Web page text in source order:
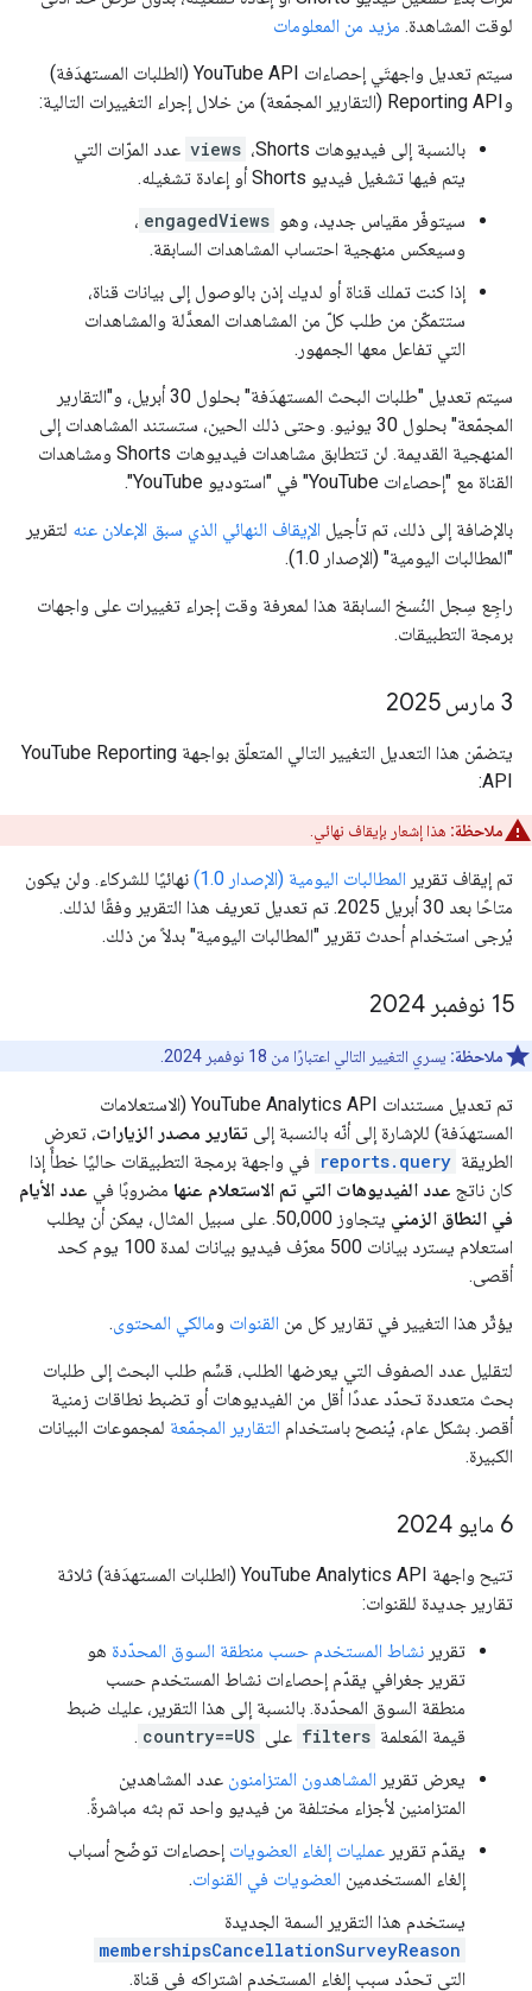
لوقت المشاهدة. مزيد من المعلومات
سيتم تعديل واجهتَي إحصاءات YouTube API (الطلبات المستهدَفة)
وReporting API (التقارير المجمّعة) من خلال إجراء التغييرات التالية:
بالنسبة إلى فيديوهات Shorts، views عدد المرّات التي
يتم فيها تشغيل فيديو Shorts أو إعادة تشغيله.
سيتوفّر مقياس جديد، وهو engagedViews ،
وسيعكس منهجية احتساب المشاهدات السابقة.
إذا كنت تملك قناة أو لديك إذن بالوصول إلى بيانات قناة،
ستتمكّن من طلب كلّ من المشاهدات المعدَّلة والمشاهدات
التي تفاعل معها الجمهور.
سيتم تعديل "طلبات البحث المستهدَفة" بحلول 30 أبريل، و"التقارير
المجمّعة" بحلول 30 يونيو. وحتى ذلك الحين، ستستند المشاهدات إلى
المنهجية القديمة. لن تتطابق مشاهدات فيديوهات Shorts ومشاهدات
القناة مع "إحصاءات YouTube" في "استوديو YouTube".
بالإضافة إلى ذلك، تم تأجيل الإيقاف النهائي الذي سبق الإعلان عنه لتقرير
"المطالبات اليومية" (الإصدار 1.0).
راجِع سِجل النُسخ السابقة هذا لمعرفة وقت إجراء تغييرات على واجهات
برمجة التطبيقات.
‫3 مارس 2025
يتضمّن هذا التعديل التغيير التالي المتعلّق بواجهة YouTube Reporting
API:
ملاحظة: هذا إشعار بإيقاف نهائي.
تم إيقاف تقرير المطالبات اليومية (الإصدار 1.0)
نهائيًا للشركاء. ولن يكون
متاحًا بعد 30 أبريل 2025. تم تعديل تعريف هذا التقرير وفقًا لذلك.
يُرجى استخدام أحدث تقرير "المطالبات اليومية" بدلاً من ذلك.
‫15 نوفمبر 2024
ملاحظة: يسري التغيير التالي اعتبارًا من 18 نوفمبر 2024.
تم تعديل مستندات YouTube Analytics API (الاستعلامات
المستهدَفة) للإشارة إلى أنّه بالنسبة إلى تقارير مصدر الزيارات، تعرض
الطريقة reports.query في واجهة برمجة التطبيقات حاليًا خطأً إذا
كان ناتج عدد الفيديوهات التي تم الاستعلام عنها مضروبًا في عدد الأيام
في النطاق الزمني
يتجاوز 50,000. على سبيل المثال، يمكن أن يطلب
استعلام يسترد بيانات 500 معرّف فيديو بيانات لمدة 100 يوم كحد
أقصى.
يؤثّر هذا التغيير في تقارير كل من القنوات ومالكي المحتوى.
لتقليل عدد الصفوف التي يعرضها الطلب، قسِّم طلب البحث إلى طلبات
بحث متعددة تحدّد عددًا أقل من الفيديوهات أو تضبط نطاقات زمنية
أقصر. بشكل عام، يُنصح باستخدام التقارير المجمّعة لمجموعات البيانات
الكبيرة.
‫6 مايو 2024
تتيح واجهة YouTube Analytics API (الطلبات المستهدَفة) ثلاثة
تقارير جديدة للقنوات:
تقرير نشاط المستخدم حسب منطقة السوق المحدّدة هو
تقرير جغرافي يقدّم إحصاءات نشاط المستخدم حسب
منطقة السوق المحدّدة. بالنسبة إلى هذا التقرير، عليك ضبط
قيمة المَعلمة filters على country==US
.
يعرض تقرير المشاهدون المتزامنون عدد المشاهدين
المتزامنين لأجزاء مختلفة من فيديو واحد تم بثه مباشرةً.
يقدّم تقرير عمليات إلغاء العضويات إحصاءات توضّح أسباب
إلغاء المستخدمين العضويات في القنوات.
يستخدم هذا التقرير السمة الجديدة
membershipsCancellationSurveyReason
التي تحدّد سبب إلغاء المستخدم اشتراكه في قناة.